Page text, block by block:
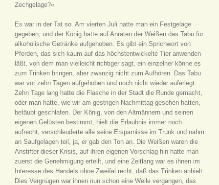
Zechgelage?«
Es war in der Tat so. Am vierten Juli hatte man ein Festgelage
gegeben, und der König hatte auf Anraten der Weißen das Tabu für
alkoholische Getränke aufgehoben. Es gibt ein Sprichwort von
Pferden, das sich kaum auf das höchstentwickelte Tier anwenden
läßt, von dem man vielleicht richtiger sagt, ein einzelner könne es
zum Trinken bringen, aber zwanzig nicht zum Aufhören. Das Tabu
war vor zehn Tagen aufgehoben und noch nicht wieder auferlegt.
Zehn Tage lang hatte die Flasche in der Stadt die Runde gemacht,
oder man hatte, wie wir am gestrigen Nachmittag gesehen hatten,
betäubt geschlafen. Der König, von den Altmännern und seinen
eigenen Gelüsten bestimmt, hielt die Erlaubnis immer noch
aufrecht, verschleuderte alle seine Ersparnisse im Trunk und nahm
an Saufgelagen teil, ja, er gab den Ton an. Die Weißen waren die
Anstifter dieser Krisis, auf ihren eigenen Vorschlag hin hatte man
zuerst die Genehmigung erteilt, und eine Zeitlang war es ihnen im
Interesse des Handels ohne Zweifel recht, daß das Trinken anhielt.
Dies Vergnügen war ihnen nun schon eine Weile vergangen, das